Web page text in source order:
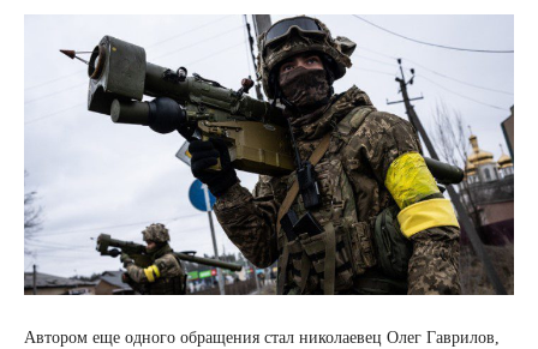
Автором еще одного обращения стал николаевец Олег Гаврилов,